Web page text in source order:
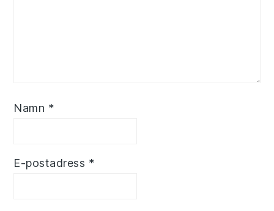
Namn *
E-postadress *